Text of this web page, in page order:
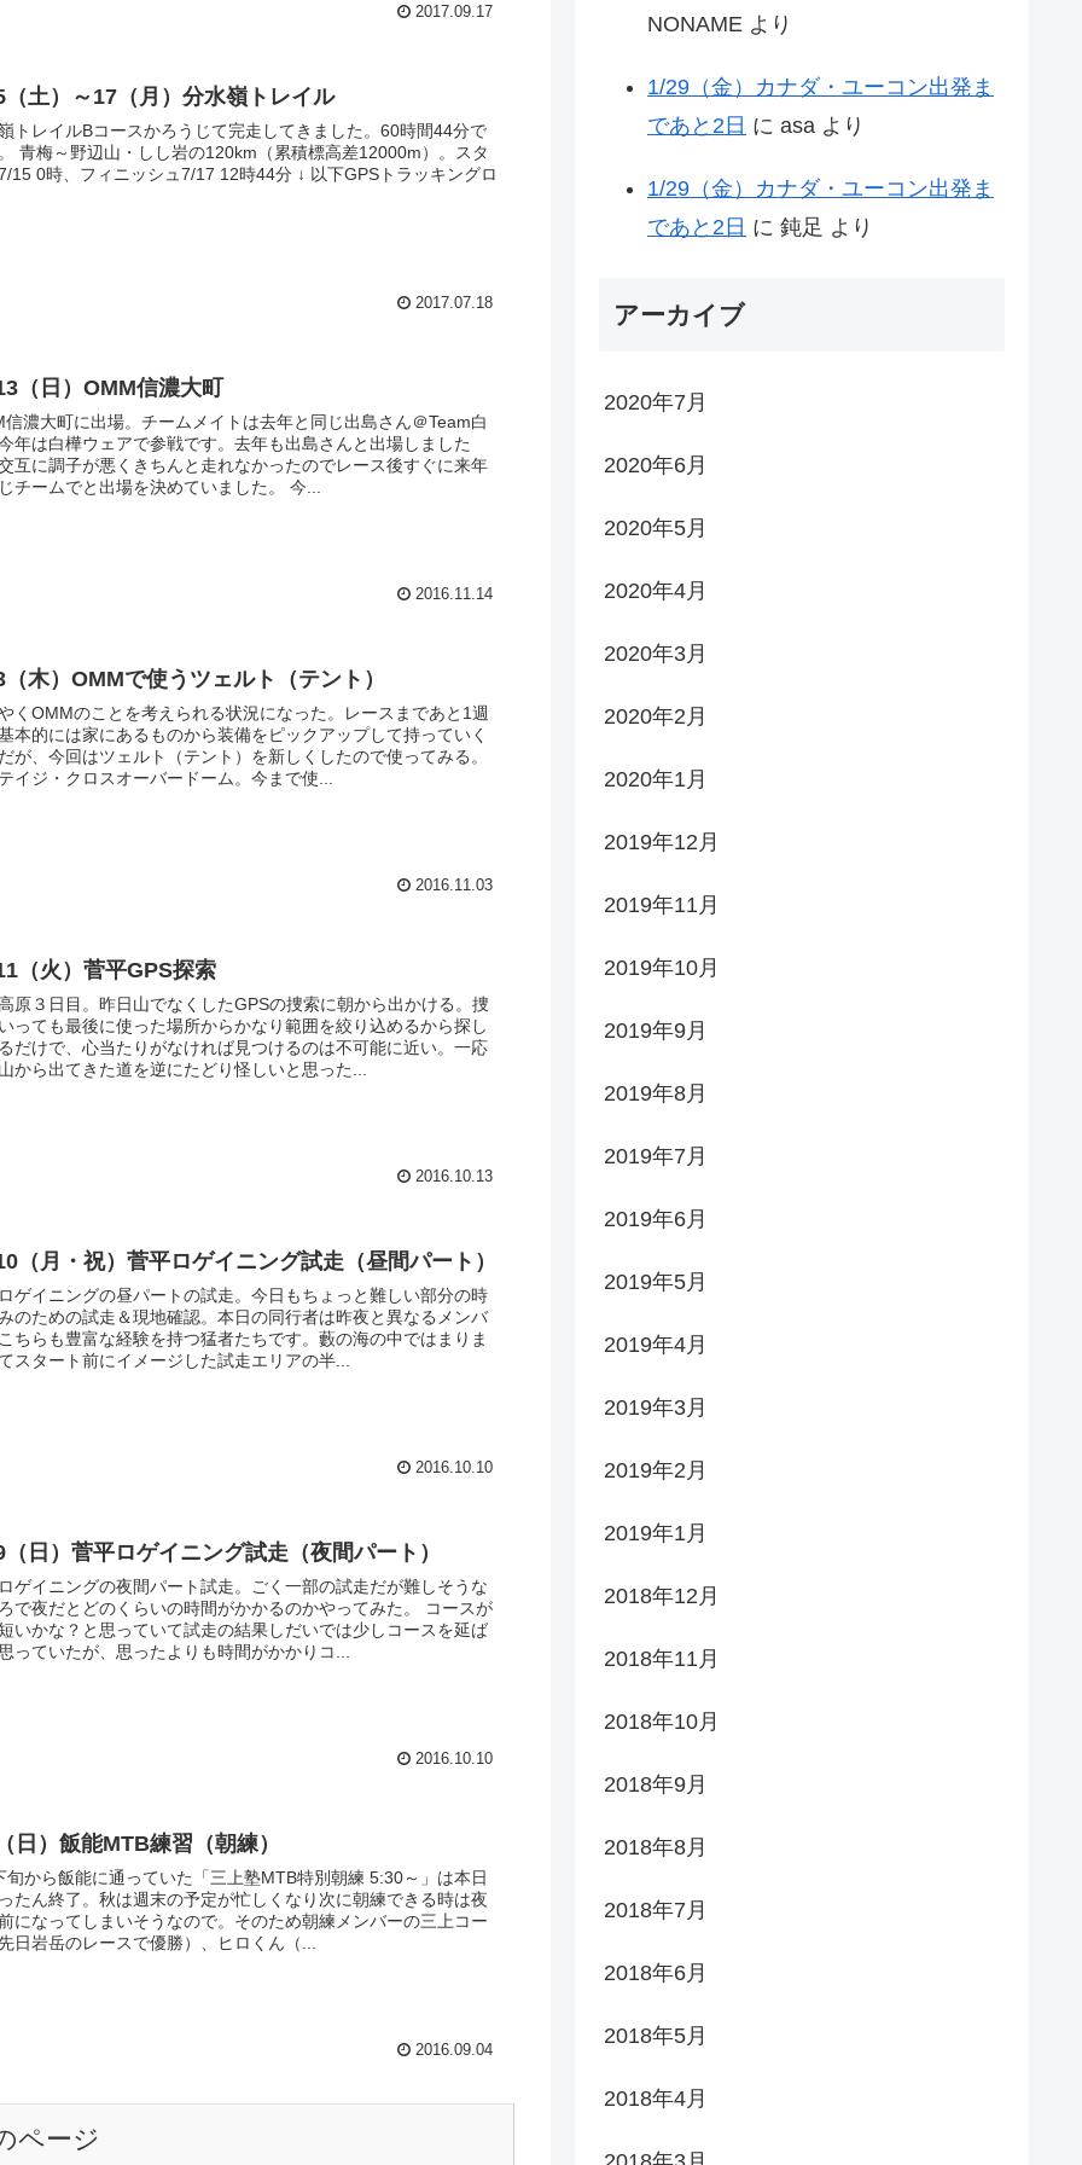
2017.09.17
（土）～17（月）分水嶺トレイル
トレイルBコースかろうじて完走してきました。60時間44分で
青梅～野辺山・しし岩の120km（累積標高差12000m）。スタ
15 0時、フィニッシュ7/17 12時44分 ↓ 以下GPSトラッキングロ
2017.07.18
（日）OMM信濃大町
信濃大町に出場。チームメイトは去年と同じ出島さん＠Team白
年は白樺ウェアで参戦です。去年も出島さんと出場しました
互に調子が悪くきちんと走れなかったのでレース後すぐに来年
チームでと出場を決めていました。 今...
2016.11.14
（木）OMMで使うツェルト（テント）
くOMMのことを考えられる状況になった。レースまであと1週
本的には家にあるものから装備をピックアップして持っていく
が、今回はツェルト（テント）を新しくしたので使ってみる。
イジ・クロスオーバードーム。今まで使...
2016.11.03
（火）菅平GPS探索
原３日目。昨日山でなくしたGPSの捜索に朝から出かける。捜
っても最後に使った場所からかなり範囲を絞り込めるから探し
だけで、心当たりがなければ見つけるのは不可能に近い。一応
から出てきた道を逆にたどり怪しいと思った...
2016.10.13
（月・祝）菅平ロゲイニング試走（昼間パート）
ゲイニングの昼パートの試走。今日もちょっと難しい部分の時
のための試走＆現地確認。本日の同行者は昨夜と異なるメンバ
ちらも豊富な経験を持つ猛者たちです。藪の海の中ではまりま
スタート前にイメージした試走エリアの半...
2016.10.10
（日）菅平ロゲイニング試走（夜間パート）
ゲイニングの夜間パート試走。ごく一部の試走だが難しそうな
で夜だとどのくらいの時間がかかるのかやってみた。 コースが
いかな？と思っていて試走の結果しだいでは少しコースを延ば
っていたが、思ったよりも時間がかかりコ...
2016.10.10
日）飯能MTB練習（朝練）
旬から飯能に通っていた「三上塾MTB特別朝練 5:30～」は本日
たん終了。秋は週末の予定が忙しくなり次に朝練できる時は夜
になってしまいそうなので。そのため朝練メンバーの三上コー
日岩岳のレースで優勝）、ヒロくん（...
2016.09.04
ページ
NONAME より
1/29（金）カナダ・ユーコン出発ま
であと2日 に asa より
1/29（金）カナダ・ユーコン出発ま
であと2日 に 鈍足 より
アーカイブ
2020年7月
2020年6月
2020年5月
2020年4月
2020年3月
2020年2月
2020年1月
2019年12月
2019年11月
2019年10月
2019年9月
2019年8月
2019年7月
2019年6月
2019年5月
2019年4月
2019年3月
2019年2月
2019年1月
2018年12月
2018年11月
2018年10月
2018年9月
2018年8月
2018年7月
2018年6月
2018年5月
2018年4月